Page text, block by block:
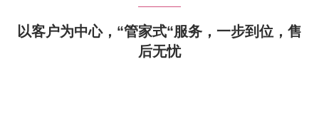
以客户为中心，“管家式“服务，一步到位，售
后无忧